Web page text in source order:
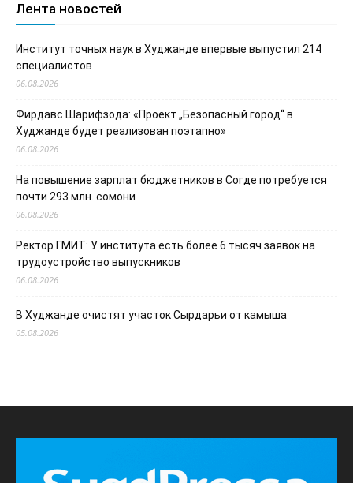
Лента новостей
Институт точных наук в Худжанде впервые выпустил 214
специалистов
06.08.2026
Фирдавс Шарифзода: «Проект „Безопасный город“ в
Худжанде будет реализован поэтапно»
06.08.2026
На повышение зарплат бюджетников в Согде потребуется
почти 293 млн. сомони
06.08.2026
Ректор ГМИТ: У института есть более 6 тысяч заявок на
трудоустройство выпускников
06.08.2026
В Худжанде очистят участок Сырдарьи от камыша
05.08.2026